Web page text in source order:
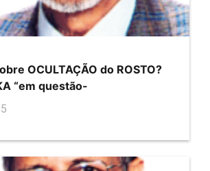
OCULTAÇÃO do ROSTO?
“em questão-